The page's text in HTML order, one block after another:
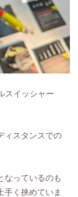
スイッシャー
ィスタンスでの
なっているのも
手く挟めていま